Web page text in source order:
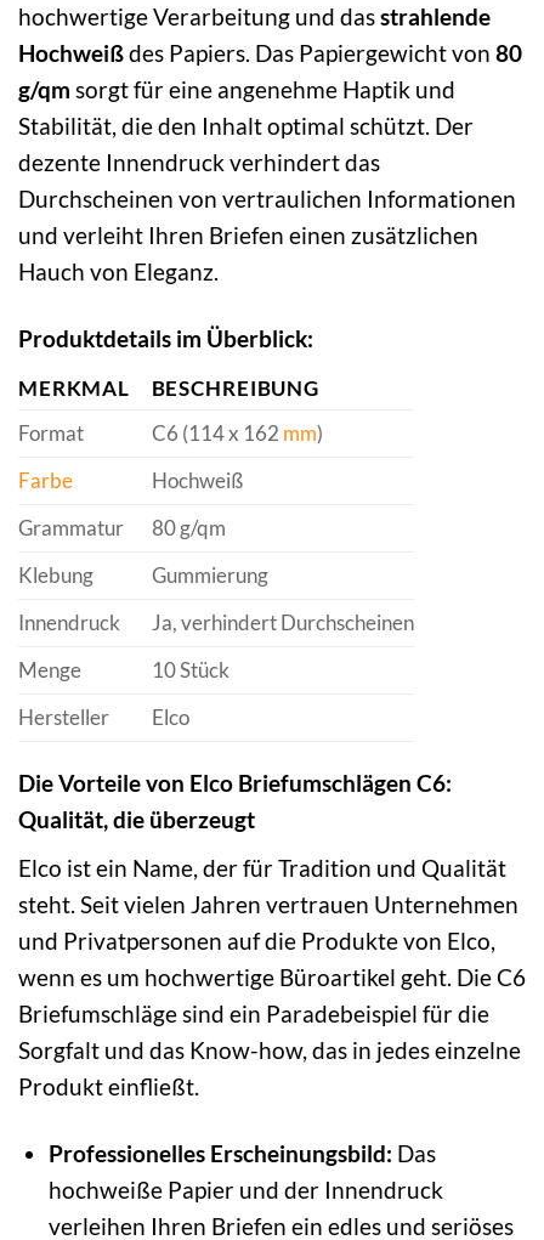
hochwertige Verarbeitung und dasstrahlende
Hochweißdes Papiers. Das Papiergewicht von 80
g/qm sorgt für eine angenehme Haptik und
Stabilität, die den Inhalt optimal schützt. Der
dezente Innendruck verhindert das
Durchscheinen von vertraulichen Informationen
und verleiht Ihren Briefen einen zusätzlichen
Hauch von Eleganz.
Produktdetails im Überblick:
MERKMAL
BESCHREIBUNG
Format
C6 (114 x 162 mm)
Farbe
Hochweiß
Grammatur
80 g/qm
Klebung
Gummierung
Innendruck
Ja, verhindert Durchscheinen
Menge
10 Stück
Hersteller
Elco
Die Vorteile von Elco Briefumschlägen C6:
Qualität, die überzeugt
Elco ist ein Name, der für Tradition und Qualität
steht. Seit vielen Jahren vertrauen Unternehmen
und Privatpersonen auf die Produkte von Elco,
wenn es um hochwertige Büroartikel geht. Die C6
Briefumschläge sind ein Paradebeispiel für die
Sorgfalt und das Know-how, das in jedes einzelne
Produkt einfließt.
Professionelles Erscheinungsbild: Das
hochweiße Papier und der Innendruck
verleihen Ihren Briefen ein edles und seriöses